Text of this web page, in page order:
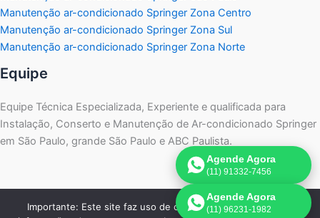
Manutenção ar-condicionado Springer Zona Centro
Manutenção ar-condicionado Springer Zona Sul
Manutenção ar-condicionado Springer Zona Norte
Equipe
Equipe Técnica Especializada, Experiente e qualificada para
Instalação, Conserto e Manutenção de Ar-condicionado Springer
em São Paulo, grande São Paulo e ABC Paulista.
Agende Agora
(11) 91332-7456
Agende Agora
(11) 96231-1982
Importante: Este site faz uso de cookies que podem conter